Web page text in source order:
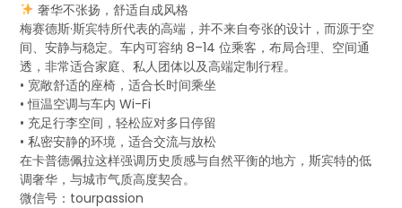
奢华不张扬，舒适自成风格
梅赛德斯·斯宾特所代表的高端，并不来自夸张的设计，而源于空
间、安静与稳定。车内可容纳 8–14 位乘客，布局合理、空间通
透，非常适合家庭、私人团体以及高端定制行程。
• 宽敞舒适的座椅，适合长时间乘坐
• 恒温空调与车内 Wi-Fi
• 充足行李空间，轻松应对多日停留
• 私密安静的环境，适合交流与放松
在卡普德佩拉这样强调历史质感与自然平衡的地方，斯宾特的低
调奢华，与城市气质高度契合。
微信号：tourpassion